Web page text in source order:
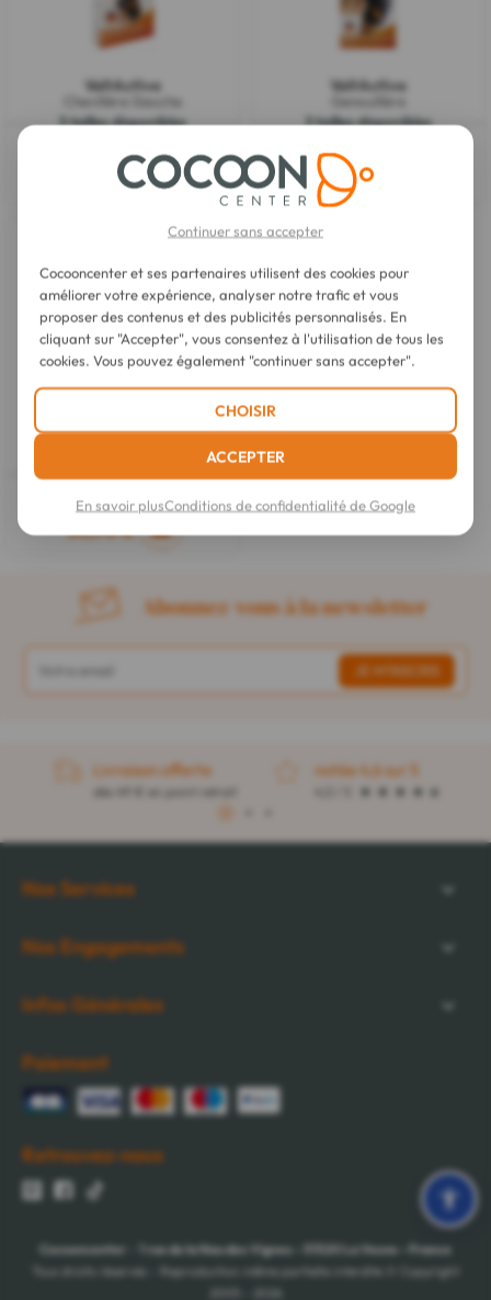
VoltActive
Chevillère Gauche
5 tailles disponibles
58,95 €
VoltActive
3 tailles disponibles
49,50 €
VoltActive
53,90 €
Abonnez-vous à la newsletter
Livraison offerte
dès 49 € en point retrait
notée 4,6 sur 5
1
Nos Services
Nos Engagements
Infos Générales
Paiement
Retrouvez-nous
Cocooncenter 1 rue de la Nau des Vignes La Veuve
France
Tous droits réservés - Reproduction même partielle interdite © Copyright
Continuer sans accepter
Cocooncenter et ses partenaires utilisent des cookies pour
améliorer votre expérience, analyser notre trafic et vous
proposer des contenus et des publicités personnalisés. En
cliquant sur "Accepter", vous consentez à l'utilisation de tous les
cookies. Vous pouvez également "continuer sans accepter".
CHOISIR
ACCEPTER
En savoir plusConditions de confidentialité de Google